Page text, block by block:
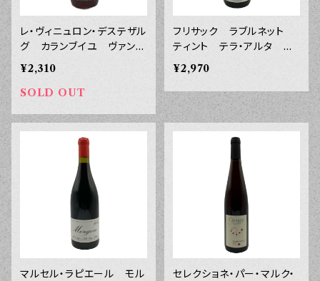
レ・ヴィニュロン・デステザル
グ カランブイユ ヴァン・
ド・フランス ２０２４年 ７
５０ｍｌ
¥2,310
SOLD OUT
フリサック ラブルネット
ティント テラ・アルタ ２
０２４年 ７５０ｍｌ
¥2,970
マルセル・ラピエール モル
セレクショネ・パー・マルク・